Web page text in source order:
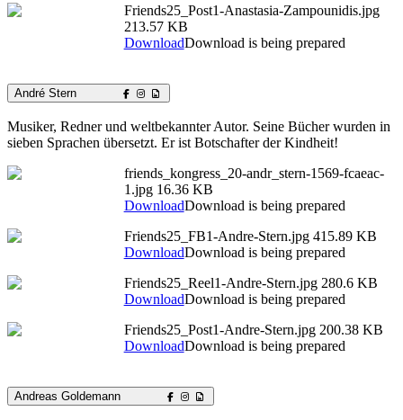
Friends25_Post1-Anastasia-Zampounidis.jpg
213.57 KB
DownloadDownload is being prepared
André Stern
Musiker, Redner und weltbekannter Autor. Seine Bücher wurden in
sieben Sprachen übersetzt. Er ist Botschafter der Kindheit!
friends_kongress_20-andr_stern-1569-fcaeac-
1.jpg 16.36 KB
DownloadDownload is being prepared
Friends25_FB1-Andre-Stern.jpg 415.89 KB
DownloadDownload is being prepared
Friends25_Reel1-Andre-Stern.jpg 280.6 KB
DownloadDownload is being prepared
Friends25_Post1-Andre-Stern.jpg 200.38 KB
DownloadDownload is being prepared
Andreas Goldemann